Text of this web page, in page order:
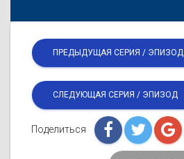
ПРЕДЫДУЩАЯ СЕРИЯ / ЭПИЗОД
СЛЕДУЮЩАЯ СЕРИЯ / ЭПИЗОД
Поделиться